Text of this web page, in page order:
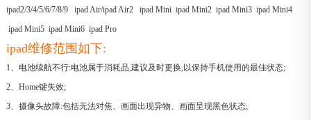
ipad2/3/4/5/6/7/8/9 ipad Air/ipad Air2 ipad Mini ipad Mini2 ipad Mini3 ipad Mini4
ipad Mini5 ipad Mini6 ipad Pro
ipad维修范围如下:
1、电池续航不行:电池属于消耗品,建议及时更换,以保持手机使用的最佳状态;
2、Home键失效;
3、摄像头故障:包括无法对焦、画面出现异物、画面呈现黑色状态;